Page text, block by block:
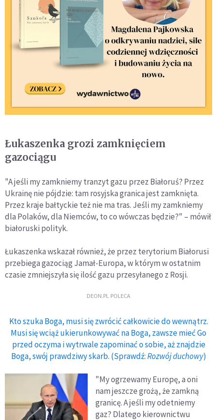
Łukaszenka grozi zamknięciem
gazociągu
"A jeśli my zamkniemy tranzyt gazu przez Białoruś? Przez
Ukrainę nie pójdzie: tam rosyjska granica jest zamknięta.
Przez kraje bałtyckie też nie ma tras. Jeśli my zamkniemy
dla Polaków, dla Niemców, to co wówczas będzie?" – mówił
białoruski polityk.
Łukaszenka wskazał również, że przez terytorium Białorusi
przebiega gazociąg Jamał-Europa, w którym w ostatnim
czasie zmniejszyła się ilość gazu przesyłanego z Rosji.
DEON.PL POLECA
Kto szuka Boga, musi się zwrócić całkowicie do wewnątrz.
Musi się wciąż ukierunkowywać na Boga, zawsze mieć Go
przed oczyma i wytrwale zapominać o sobie, aż znajdzie
Boga, swój prawdziwy skarb. (Sprawdź:Rozwój duchowy)
"My ogrzewamy Europę, a oni
nam jeszcze grożą, że zamkną
granicę. A jeśli my odetniemy
gaz? Dlatego kierownictwu